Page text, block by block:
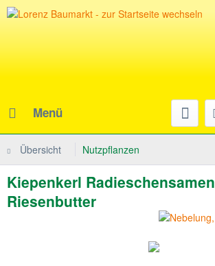
Menü
Übersicht Nutzpflanzen
Kiepenkerl Radieschensamen
Riesenbutter